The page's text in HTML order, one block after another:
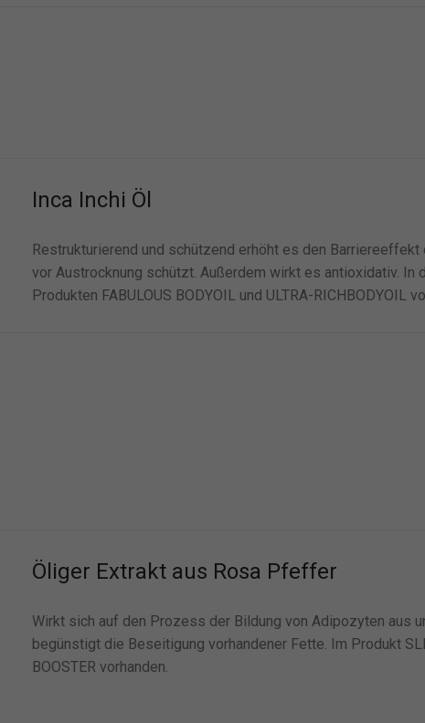
Inca Inchi Öl
Restrukturierend und schützend erhöht es den Barriereeffekt
vor Austrocknung schützt. Außerdem wirkt es antioxidativ. In
Produkten FABULOUS BODYOIL und ULTRA-RICHBODYOIL
Öliger Extrakt aus Rosa Pfeffer
Wirkt sich auf den Prozess der Bildung von Adipozyten aus
begünstigt die Beseitigung vorhandener Fette. Im Produkt
BOOSTER vorhanden.